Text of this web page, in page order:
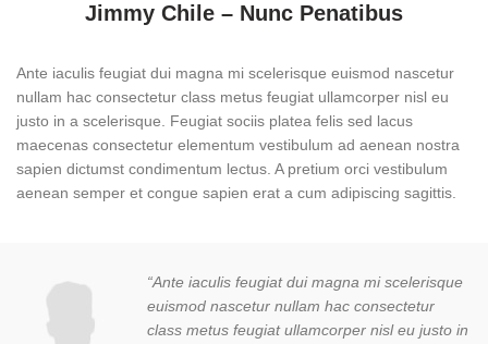
Jimmy Chile – Nunc Penatibus
Ante iaculis feugiat dui magna mi scelerisque euismod nascetur
nullam hac consectetur class metus feugiat ullamcorper nisl eu
justo in a scelerisque. Feugiat sociis platea felis sed lacus
maecenas consectetur elementum vestibulum ad aenean nostra
sapien dictumst condimentum lectus. A pretium orci vestibulum
aenean semper et congue sapien erat a cum adipiscing sagittis.
“Ante iaculis feugiat dui magna mi scelerisque
euismod nascetur nullam hac consectetur
class metus feugiat ullamcorper nisl eu justo in